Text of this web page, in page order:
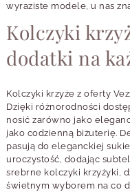
wyraziste modele, u nas
Kolczyki
dodatki na
Kolczyki krzyże z oferty
Dzięki różnorodności
nosić zarówno jako
jako codzienną biżuterię.
pasują do eleganckiej
uroczystość, dodając
srebrne kolczyki krzyżyki,
świetnym wyborem na co